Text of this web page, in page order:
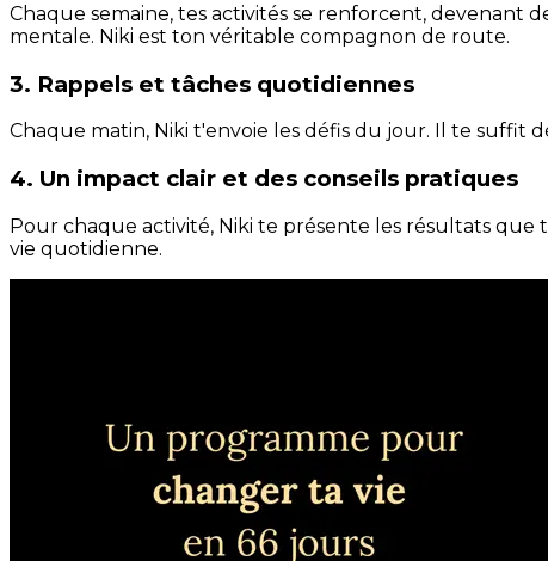
Chaque semaine, tes activités se renforcent, devenant
mentale. Niki est ton véritable compagnon de route.
3. Rappels et tâches quotidiennes
Chaque matin, Niki t'envoie les défis du jour. Il te suffit
4. Un impact clair et des conseils pratiques
Pour chaque activité, Niki te présente les résultats
vie quotidienne.